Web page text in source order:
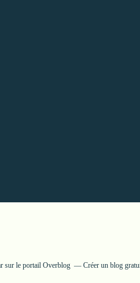
sur le portail Overblog Créer un blog